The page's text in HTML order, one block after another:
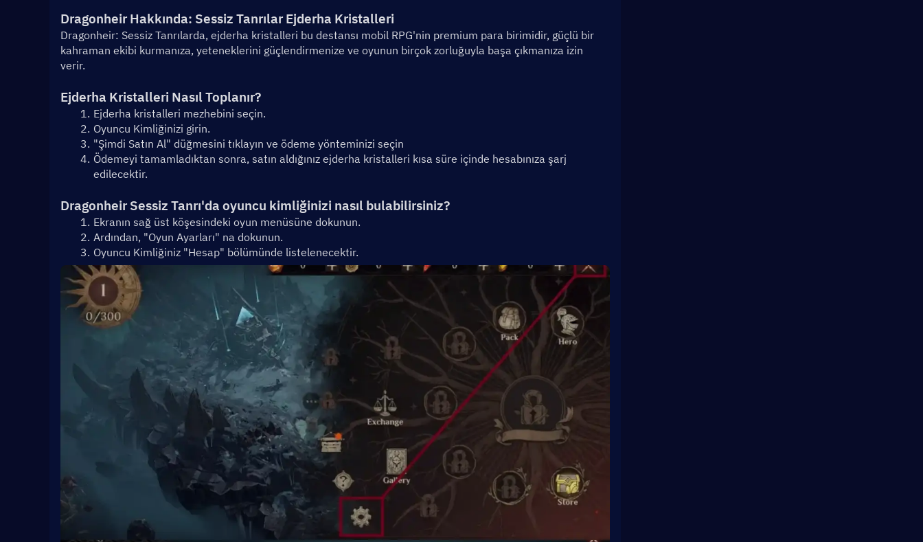
Dragonheir Hakkında: Sessiz Tanrılar Ejderha Kristalleri
Dragonheir: Sessiz Tanrılarda, ejderha kristalleri bu destansı mobil RPG'nin premium para birimidir, güçlü bir
kahraman ekibi kurmanıza, yeteneklerini güçlendirmenize ve oyunun birçok zorluğuyla başa çıkmanıza izin
verir.
Ejderha Kristalleri Nasıl Toplanır?
Ejderha kristalleri mezhebini seçin.
Oyuncu Kimliğinizi girin.
"Şimdi Satın Al" düğmesini tıklayın ve ödeme yönteminizi seçin
Ödemeyi tamamladıktan sonra, satın aldığınız ejderha kristalleri kısa süre içinde hesabınıza şarj
edilecektir.
Dragonheir Sessiz Tanrı'da oyuncu kimliğinizi nasıl bulabilirsiniz?
Ekranın sağ üst köşesindeki oyun menüsüne dokunun.
Ardından, "Oyun Ayarları" na dokunun.
Oyuncu Kimliğiniz "Hesap" bölümünde listelenecektir.